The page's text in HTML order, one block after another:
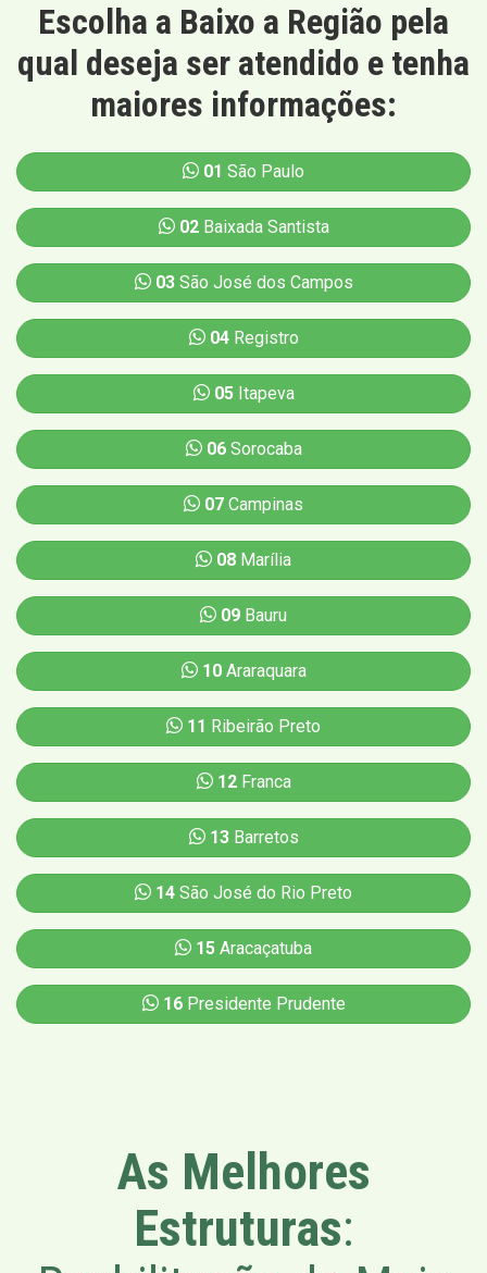
Escolha a Baixo a Região pela
qual deseja ser atendido e tenha
maiores informações:
01 São Paulo
02Baixada Santista
03São José dos Campos
04Registro
05Itapeva
06Sorocaba
07 Campinas
08 Marília
09 Bauru
10Araraquara
11 Ribeirão Preto
12Franca
13Barretos
14 São José do Rio Preto
15 Aracaçatuba
16Presidente Prudente
As Melhores
Estruturas: